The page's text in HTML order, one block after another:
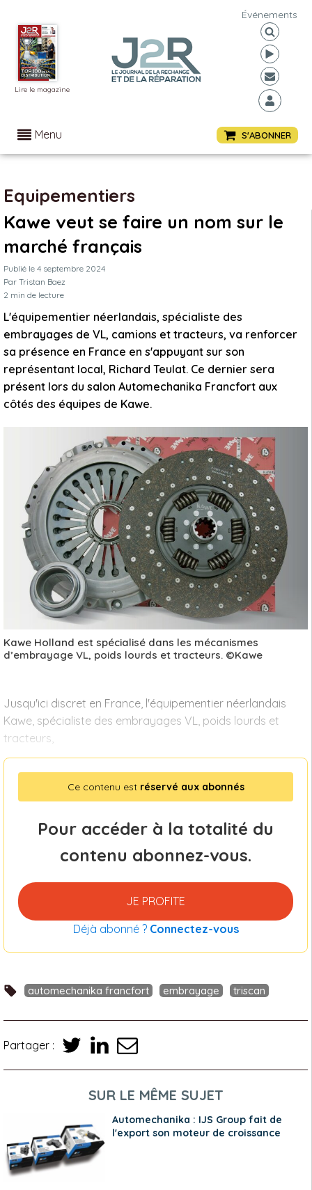
Lire le magazine
Événements
Menu S'ABONNER
Equipementiers
Kawe veut se faire un nom sur le
marché français
Publié le 4 septembre 2024
Par Tristan Baez
2 min de lecture
L'équipementier néerlandais, spécialiste des
embrayages de VL, camions et tracteurs, va renforcer
sa présence en France en s'appuyant sur son
représentant local, Richard Teulat. Ce dernier sera
présent lors du salon Automechanika Francfort aux
côtés des équipes de Kawe.
Kawe Holland est spécialisé dans les mécanismes
d’embrayage VL, poids lourds et tracteurs. ©Kawe
Jusqu'ici discret en France, l'équipementier néerlandais
Kawe, spécialiste des embrayages VL, poids lourds et
tracteurs,
Ce contenu est réservé aux abonnés
Pour accéder à la totalité du
contenu abonnez-vous.
JE PROFITE
Déjà abonné ? Connectez-vous
automechanika francfort embrayage triscan
Partager :
SUR LE MÊME SUJET
Automechanika : IJS Group fait de
l'export son moteur de croissance